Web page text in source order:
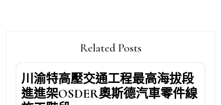
Related Posts
川渝特高壓交通工程最高海拔段
進進架OSDER奧斯德汽車零件線